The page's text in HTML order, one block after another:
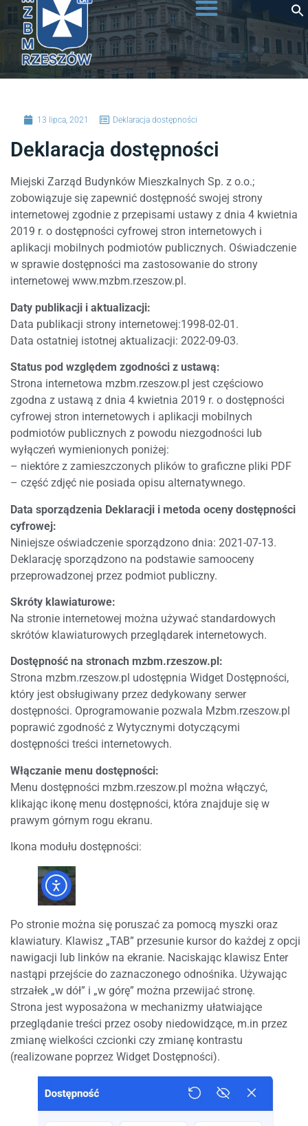
treści
13 lipca, 2021 Deklaracja dostępności
Deklaracja dostępności
Miejski Zarząd Budynków Mieszkalnych Sp. z o.o.;
zobowiązuje się zapewnić dostępność swojej strony
internetowej zgodnie z przepisami ustawy z dnia 4 kwietnia
2019 r. o dostępności cyfrowej stron internetowych i
aplikacji mobilnych podmiotów publicznych. Oświadczenie
w sprawie dostępności ma zastosowanie do strony
internetowej www.mzbm.rzeszow.pl.
Daty publikacji i aktualizacji:
Data publikacji strony internetowej:1998-02-01 .
Data ostatniej istotnej aktualizacji: 2022-09-03.
Status pod względem zgodności z ustawą:
Strona internetowa mzbm.rzeszow.pl jest częściowo
zgodna z ustawą z dnia 4 kwietnia 2019 r. o dostępności
cyfrowej stron internetowych i aplikacji mobilnych
podmiotów publicznych z powodu niezgodności lub
wyłączeń wymienionych poniżej:
– niektóre z zamieszczonych plików to graficzne pliki PDF
– część zdjęć nie posiada opisu alternatywnego.
Data sporządzenia Deklaracji i metoda oceny dostępności
cyfrowej:
Niniejsze oświadczenie sporządzono dnia: 2021-07-13.
Deklarację sporządzono na podstawie samooceny
przeprowadzonej przez podmiot publiczny.
Skróty klawiaturowe:
Na stronie internetowej można używać standardowych
skrótów klawiaturowych przeglądarek internetowych.
Dostępność na stronach mzbm.rzeszow.pl:
Strona mzbm.rzeszow.pl udostępnia Widget Dostępności,
który jest obsługiwany przez dedykowany serwer
dostępności. Oprogramowanie pozwala Mzbm.rzeszow.pl
poprawić zgodność z Wytycznymi dotyczącymi
dostępności treści internetowych.
Włączanie menu dostępności:
Menu dostępności mzbm.rzeszow.pl można włączyć,
klikając ikonę menu dostępności, która znajduje się w
prawym górnym rogu ekranu.
Ikona modułu dostępności:
Po stronie można się poruszać za pomocą myszki oraz
klawiatury. Klawisz „TAB” przesunie kursor do każdej z opcji
nawigacji lub linków na ekranie. Naciskając klawisz Enter
nastąpi przejście do zaznaczonego odnośnika. Używając
strzałek „w dół” i „w górę” można przewijać stronę.
Strona jest wyposażona w mechanizmy ułatwiające
przeglądanie treści przez osoby niedowidzące, m.in przez
zmianę wielkości czcionki czy zmianę kontrastu
(realizowane poprzez Widget Dostępności).